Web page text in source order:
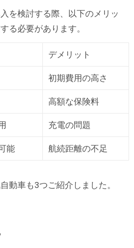
を検討する際、以下のメリッ
る必要があります。
デメリット
初期費用の高さ
高額な保険料
充電の問題
能 航続距離の不足
動車も3つご紹介しました。